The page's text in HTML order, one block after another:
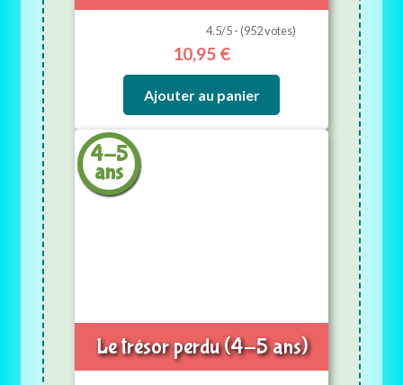
4.5/5 - (952 votes)
10,95 €
Ajouter au panier
4-5
ans
Le trésor perdu (4-5 ans)